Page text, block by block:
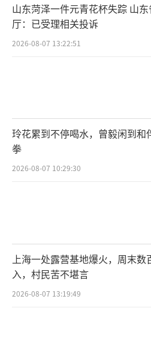
山东菏泽一件元青花杯失踪 山
厅：已受理相关投诉
2026-08-07 13:22:51
玲花累到不停喝水，曾毅闲到和
拳
2026-08-07 10:29:30
上海一处露营基地爆火，周末数
入，村民苦不堪言
2026-08-07 13:19:49